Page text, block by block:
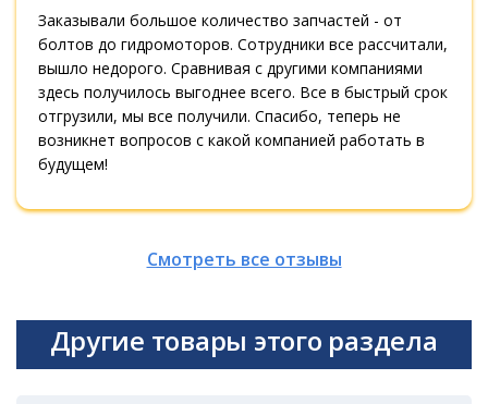
Заказывали большое количество запчастей - от
болтов до гидромоторов. Сотрудники все рассчитали,
вышло недорого. Сравнивая с другими компаниями
здесь получилось выгоднее всего. Все в быстрый срок
отгрузили, мы все получили. Спасибо, теперь не
возникнет вопросов с какой компанией работать в
будущем!
Смотреть все отзывы
Другие товары этого раздела